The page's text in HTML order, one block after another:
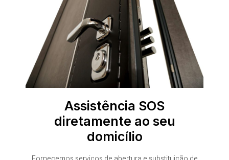
Assistência SOS
diretamente ao seu
domicílio